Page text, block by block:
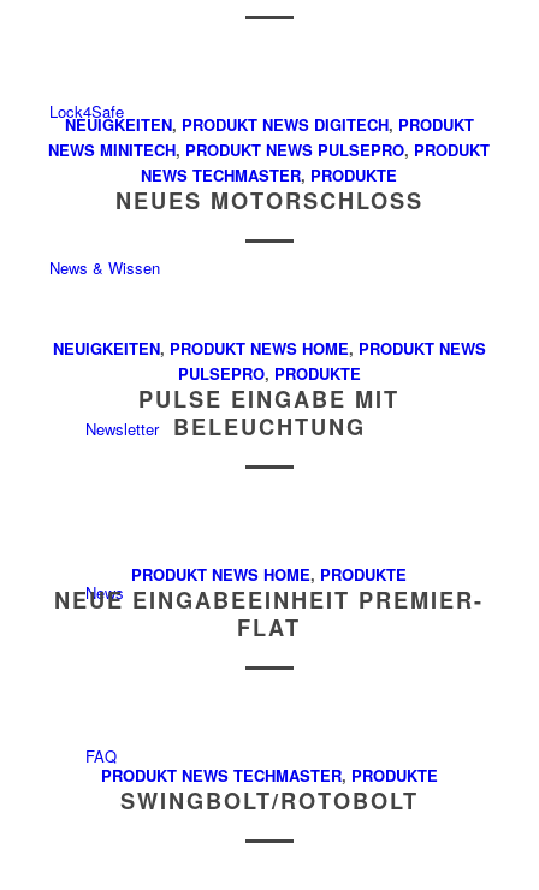
Lock4Safe
News & Wissen
Newsletter
News
FAQ
NEUIGKEITEN, PRODUKT NEWS DIGITECH, PRODUKT
NEWS MINITECH, PRODUKT NEWS PULSEPRO, PRODUKT
NEWS TECHMASTER, PRODUKTE
NEUES MOTORSCHLOSS
NEUIGKEITEN, PRODUKT NEWS HOME, PRODUKT NEWS
PULSEPRO, PRODUKTE
PULSE EINGABE MIT
BELEUCHTUNG
PRODUKT NEWS HOME, PRODUKTE
NEUE EINGABEEINHEIT PREMIER-
FLAT
PRODUKT NEWS TECHMASTER, PRODUKTE
SWINGBOLT/ROTOBOLT